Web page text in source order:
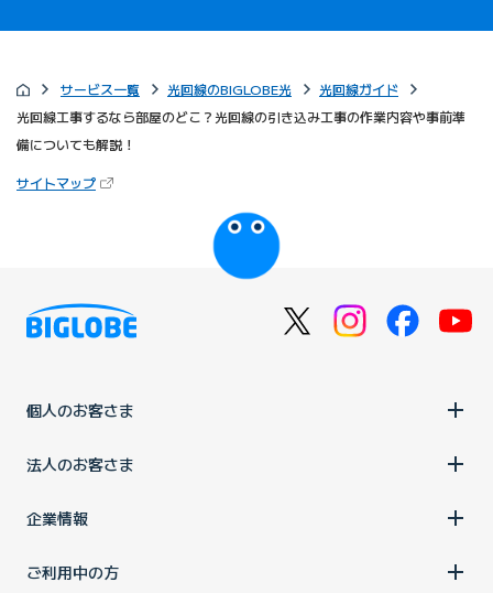
サービス一覧 光回線のBIGLOBE光
光回線ガイド
光回線工事するなら部屋のどこ？光回線の引き込み工事の作業内容や事前準
備についても解説！
サイトマップ（新しいタブで開きます）
びっぷるのページ
個人のお客さま
法人のお客さま
企業情報
ご利用中の方